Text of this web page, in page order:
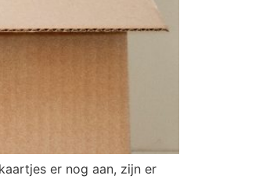
er nog aan, zijn er